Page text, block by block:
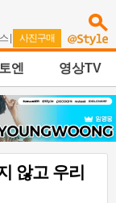
| 사진구매
엔 영상TV
않고 우리